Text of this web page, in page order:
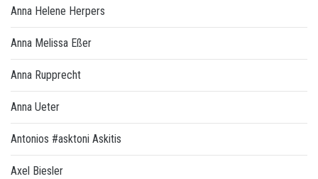
Anna Helene Herpers
Anna Melissa Eßer
Anna Rupprecht
Anna Ueter
Antonios #asktoni Askitis
Axel Biesler